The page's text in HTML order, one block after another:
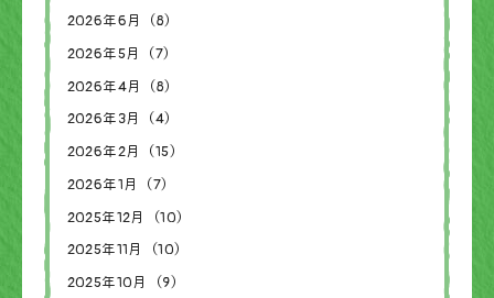
2026年6月（8）
2026年5月（7）
2026年4月（8）
2026年3月（4）
2026年2月（15）
2026年1月（7）
2025年12月（10）
2025年11月（10）
2025年10月（9）